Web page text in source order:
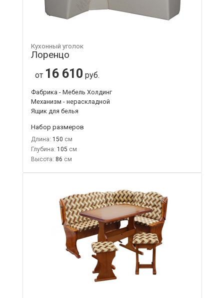
Кухонный уголок
Лоренцо
от 16 610 руб.
Фабрика - Мебель Холдинг
Механизм - нераскладной
Ящик для белья
Набор размеров
Длина: 150
Глубина: 105
Высота: 86